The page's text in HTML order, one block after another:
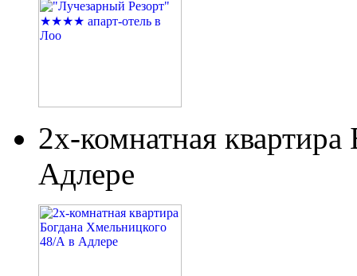
2х-комнатная
Адлере